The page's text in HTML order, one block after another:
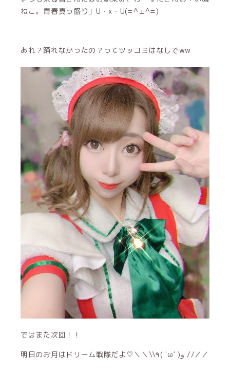
ねこ。青春真っ盛り」U・x・U(=^ェ^=)
あれ？踊れなかったの？ってツッコミはなしでww
ではまた次回！！
明日のお月はドリーム戦隊だよ♡＼＼\\٩( 'ω' )و //／／